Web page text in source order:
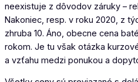
neexistuje z dôvodov záruky –
Nakoniec, resp. v roku 2020, z
zhruba 10. Áno, obecne cena
rokom. Je tu však otázka
a vzťahu medzi ponukou a